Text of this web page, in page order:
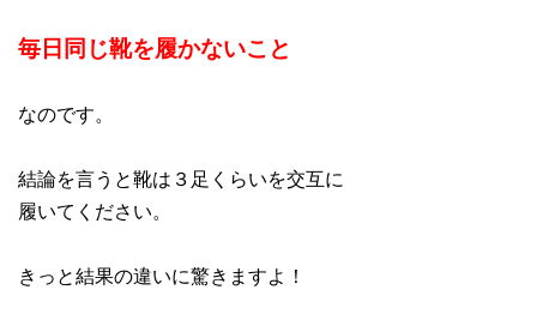
毎日同じ靴を履かないこと
なのです。
結論を言うと靴は３足くらいを交互に
履いてください。
きっと結果の違いに驚きますよ！